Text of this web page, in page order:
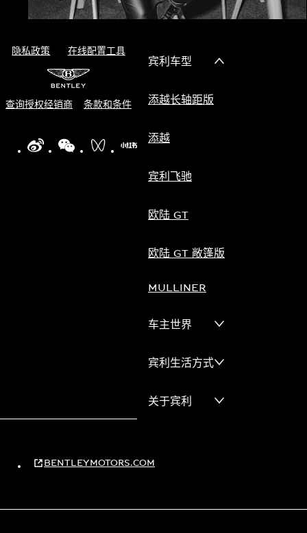
隐私政策 在线配置工具
查询授权经销商 条款和条件
WEIBO LOGO"WECHAT LOGO"
BENTLEY WECHAT CHANNELS"
BENTLEY REDNOTE CHANNEL"
宾利车型
添越长轴距版
添越
宾利飞驰
欧陆 GT
欧陆 GT 敞篷版
MULLINER
车主世界
宾利生活方式
关于宾利
BENTLEYMOTORS.COM